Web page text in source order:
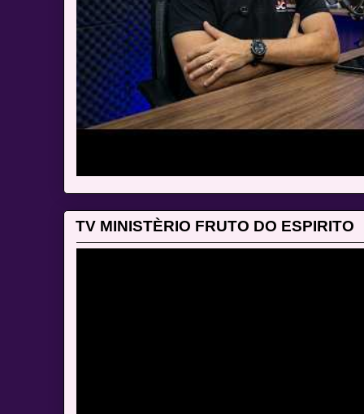
TV MINISTÈRIO FRUTO DO ESPIRITO